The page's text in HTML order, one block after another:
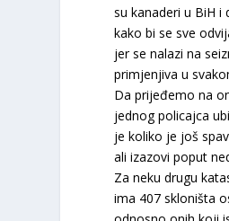
su kanaderi u BiH i
kako bi se sve
jer se nalazi na
primjenjiva u
Da prijeđemo na
jednog policajca
je koliko je još
ali izazovi poput
Za neku drugu
ima 407 skloništa